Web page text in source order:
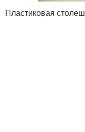
Пластиковая